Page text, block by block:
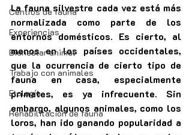
Centros de fauna
Experiencias
Bienestar animal
Trabajo con animales
Etología
Rehabilitación de fauna
La fauna silvestre cada vez está más
normalizada como parte de los
entornos domésticos. Es cierto, al
menos en los países occidentales,
que la ocurrencia de cierto tipo de
fauna en casa, especialmente
primates, es ya infrecuente. Sin
embargo, algunos animales, como los
loros, han ido ganando popularidad a